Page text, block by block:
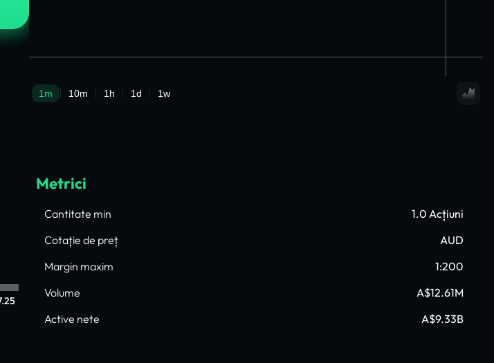
Metrici
Cantitate min
1.0 Acțiuni
Cotație de preț
AUD
Margin maxim
1:200
Volume
A$12.61M
Active nete
A$9.33B